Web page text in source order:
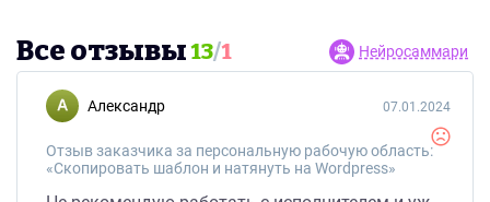
Все отзывы13/1 Нейросаммари
Александр
Отзыв заказчика за персональную рабочую область:
«Скопировать шаблон и натянуть на Wordpress»
07.01.2024